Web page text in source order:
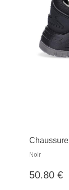
Noir
50.80 €